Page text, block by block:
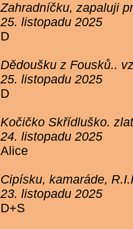
Zahradníčku, zapaluji
25. listopadu 2025
D
Dědoušku z Fousků..
25. listopadu 2025
D
Kočičko Skřídluško.
24. listopadu 2025
Alice
Cipísku, kamaráde,
23. listopadu 2025
D+S